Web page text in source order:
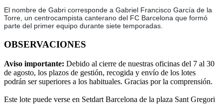
El nombre de Gabri corresponde a Gabriel Francisco García de la
Torre, un centrocampista canterano del FC Barcelona que formó
parte del primer equipo durante siete temporadas.
OBSERVACIONES
Aviso importante: Debido al cierre de nuestras oficinas del 7 al 30
de agosto, los plazos de gestión, recogida y envío de los lotes
podrán ser superiores a los habituales. Gracias por la comprensión.
Este lote puede verse en Setdart Barcelona de la plaza Sant Gregori